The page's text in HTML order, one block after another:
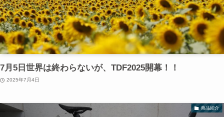
7月5日世界は終わらないが、TDF2025開幕！！
2025年7月4日
商品紹介